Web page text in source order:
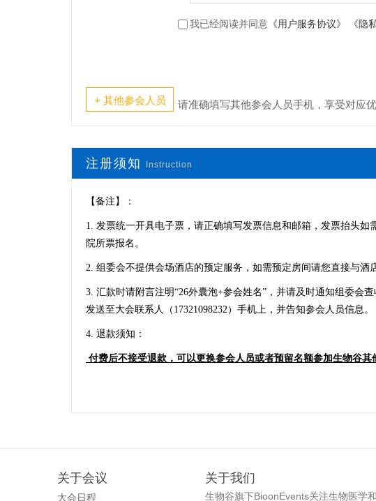
我已经阅读并同意 《用户服务协议》 《隐
+ 其他参会人员 请准确填写其他参会人员手机，享受对应优
注册须知 Instruction
【备注】：
1. 发票统一开具电子票，请正确填写发票信息和邮箱， 发票抬头如
院所票报名。
2. 组委会不提供会场酒店的预定服务，如需预定房间请您直接与酒
3. 汇款时请附言注明“26外囊泡+参会姓名”，并请及时通知组委会
发送至大会联系人（17321098232）手机上，并告知参会人员信息。
4. 退款须知：
付费后不接受退款，可以更换参会人员或者预留名额参加生物谷其
关于会议
大会日程
关于我们
生物谷旗下BioonEvents关注生物医学